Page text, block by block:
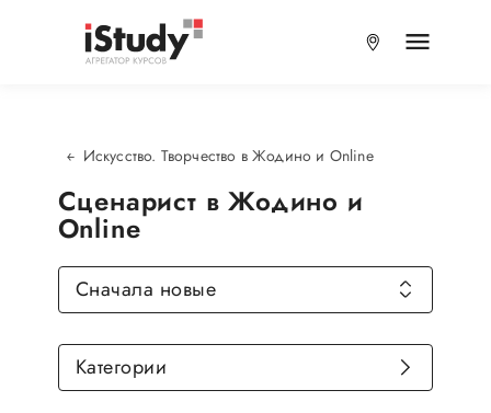
Искусство. Творчество в Жодино и Online
Сценарист в Жодино и
Online
Сначала новые
Категории